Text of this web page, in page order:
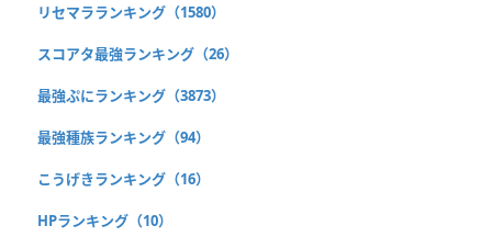
リセマラランキング（1580）
スコアタ最強ランキング（26）
最強ぷにランキング（3873）
最強種族ランキング（94）
こうげきランキング（16）
HPランキング（10）